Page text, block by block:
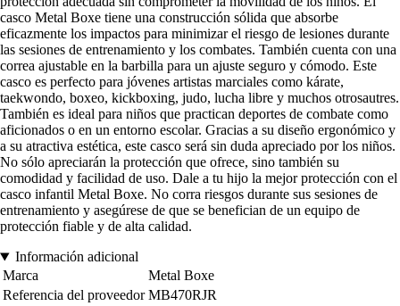
casco Metal Boxe tiene una construcción sólida que absorbe
eficazmente los impactos para minimizar el riesgo de lesiones durante
las sesiones de entrenamiento y los combates. También cuenta con una
correa ajustable en la barbilla para un ajuste seguro y cómodo. Este
casco es perfecto para jóvenes artistas marciales como kárate,
taekwondo, boxeo, kickboxing, judo, lucha libre y muchos otrosautres.
También es ideal para niños que practican deportes de combate como
aficionados o en un entorno escolar. Gracias a su diseño ergonómico y
a su atractiva estética, este casco será sin duda apreciado por los niños.
No sólo apreciarán la protección que ofrece, sino también su
comodidad y facilidad de uso. Dale a tu hijo la mejor protección con el
casco infantil Metal Boxe. No corra riesgos durante sus sesiones de
entrenamiento y asegúrese de que se benefician de un equipo de
protección fiable y de alta calidad.
Información adicional
Marca
Metal Boxe
Referencia del proveedor MB470RJR